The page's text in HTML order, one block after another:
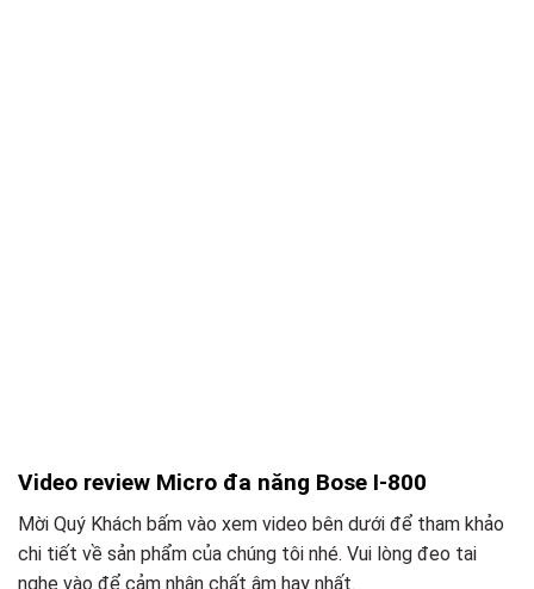
Video review Micro đa năng Bose I-800
Mời Quý Khách bấm vào xem video bên dưới để tham khảo
chi tiết về sản phẩm của chúng tôi nhé. Vui lòng đeo tai
nghe vào để cảm nhận chất âm hay nhất.